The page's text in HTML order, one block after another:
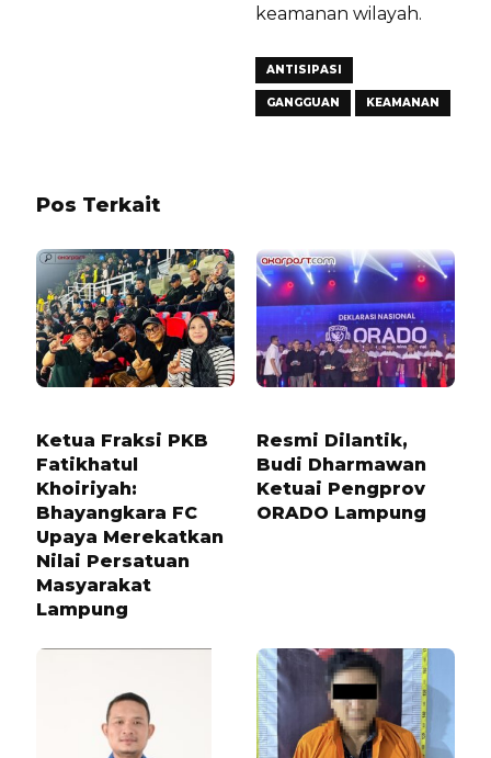
keamanan wilayah.
ANTISIPASI
GANGGUAN KEAMANAN
Pos Terkait
Ketua Fraksi PKB
Fatikhatul
Khoiriyah:
Bhayangkara FC
Upaya Merekatkan
Nilai Persatuan
Masyarakat
Lampung
Resmi Dilantik,
Budi Dharmawan
Ketuai Pengprov
ORADO Lampung